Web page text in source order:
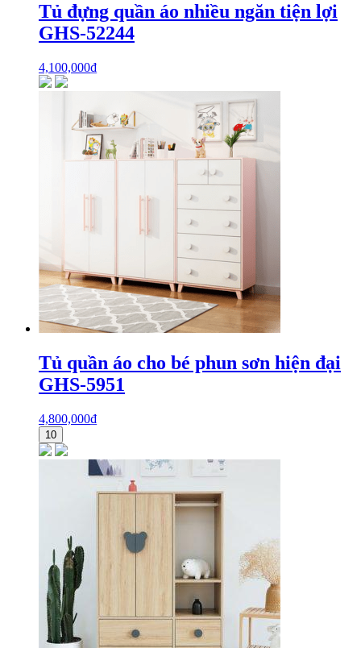
Tủ đựng quần áo nhiều ngăn tiện lợi
GHS-52244
4,100,000₫
Tủ quần áo cho bé phun sơn hiện đại
GHS-5951
4,800,000₫
10